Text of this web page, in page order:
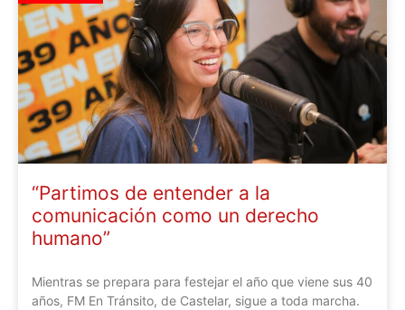
“Partimos de entender a la
comunicación como un derecho
humano”
Mientras se prepara para festejar el año que viene sus 40
años, FM En Tránsito, de Castelar, sigue a toda marcha.